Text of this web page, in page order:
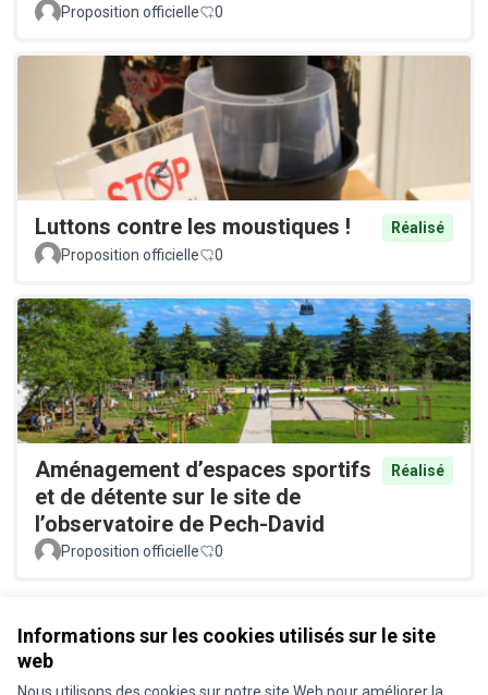
Informations sur les cookies utilisés sur le site
web
Proposition officielle 0
Luttons contre les moustiques !
Réalisé
Proposition officielle
0
Aménagement d’espaces sportifs
et de détente sur le site de
l’observatoire de Pech-David
Réalisé
Proposition officielle 0